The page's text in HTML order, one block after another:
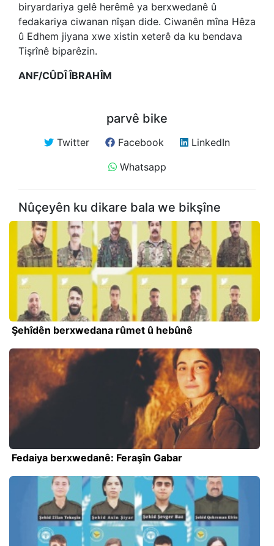
biryardariya gelê herêmê ya berxwedanê û
fedakariya ciwanan nîşan dide. Ciwanên mîna Hêza
û Edhem jiyana xwe xistin xeterê da ku bendava
Tişrînê biparêzin.
ANF/CÛDÎ ÎBRAHÎM
parvê bike
Twitter Facebook
LinkedIn
Whatsapp
Nûçeyên ku dikare bala we bikşîne
Şehîdên berxwedana rûmet û hebûnê
Fedaiya berxwedanê: Feraşîn Gabar